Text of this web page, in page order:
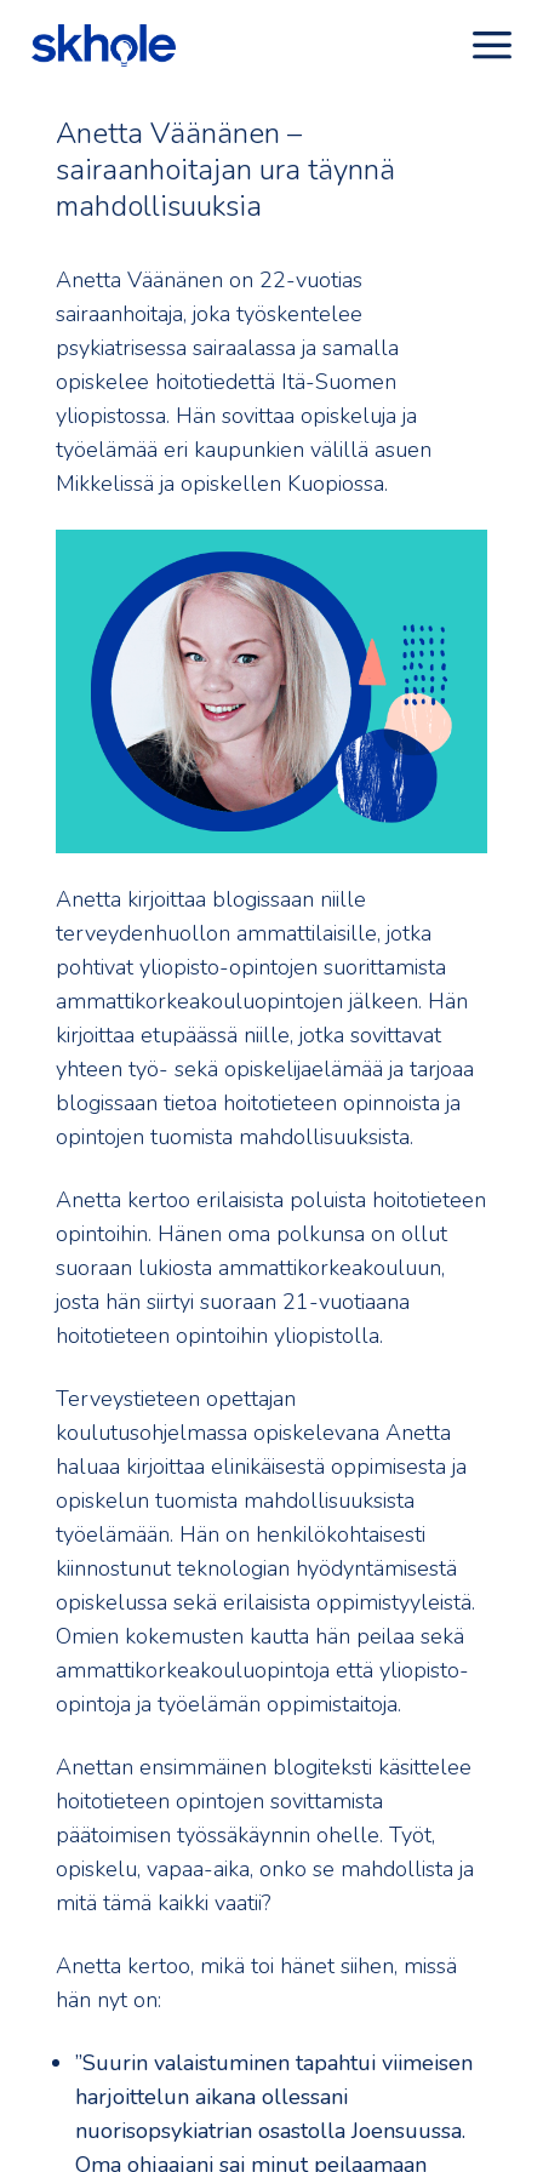
Anetta Väänänen –
sairaanhoitajan ura täynnä
mahdollisuuksia
Anetta Väänänen on 22-vuotias
sairaanhoitaja, joka työskentelee
psykiatrisessa sairaalassa ja samalla
opiskelee hoitotiedettä Itä-Suomen
yliopistossa. Hän sovittaa opiskeluja ja
työelämää eri kaupunkien välillä asuen
Mikkelissä ja opiskellen Kuopiossa.
Anetta kirjoittaa blogissaan niille
terveydenhuollon ammattilaisille, jotka
pohtivat yliopisto-opintojen suorittamista
ammattikorkeakouluopintojen jälkeen. Hän
kirjoittaa etupäässä niille, jotka sovittavat
yhteen työ- sekä opiskelijaelämää ja tarjoaa
blogissaan tietoa hoitotieteen opinnoista ja
opintojen tuomista mahdollisuuksista.
Anetta kertoo erilaisista poluista hoitotieteen
opintoihin. Hänen oma polkunsa on ollut
suoraan lukiosta ammattikorkeakouluun,
josta hän siirtyi suoraan 21-vuotiaana
hoitotieteen opintoihin yliopistolla.
Terveystieteen opettajan
koulutusohjelmassa opiskelevana Anetta
haluaa kirjoittaa elinikäisestä oppimisesta ja
opiskelun tuomista mahdollisuuksista
työelämään. Hän on henkilökohtaisesti
kiinnostunut teknologian hyödyntämisestä
opiskelussa sekä erilaisista oppimistyyleistä.
Omien kokemusten kautta hän peilaa sekä
ammattikorkeakouluopintoja että yliopisto-
opintoja ja työelämän oppimistaitoja.
Anettan ensimmäinen blogiteksti käsittelee
hoitotieteen opintojen sovittamista
päätoimisen työssäkäynnin ohelle. Työt,
opiskelu, vapaa-aika, onko se mahdollista ja
mitä tämä kaikki vaatii?
Anetta kertoo, mikä toi hänet siihen, missä
hän nyt on:
”Suurin valaistuminen tapahtui viimeisen
harjoittelun aikana ollessani
nuorisopsykiatrian osastolla Joensuussa.
Oma ohjaajani sai minut peilaamaan